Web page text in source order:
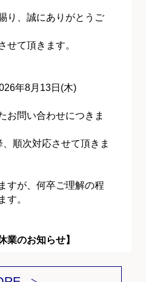
り、誠にありがとうご
せて頂きます。
年8月13日(木)
お問い合わせにつきま
順次対応させて頂きま
すが、何卒ご理解の程
す。
業のお知らせ】
り、誠にありがとうご